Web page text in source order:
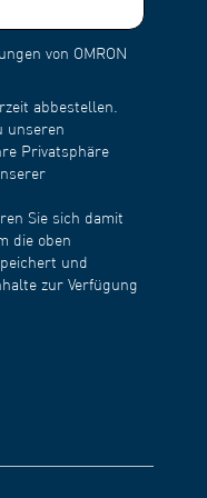
Verstopfungen zu
sollte nach
Wasser und
dass das
und am Netz
1 bis 2 Minuten
milden
Sie sie mit klarem
Ort an der
von OMRON
abbestellen.
unseren
Privatsphäre
Sie sich damit
die oben
und
zur Verfügung